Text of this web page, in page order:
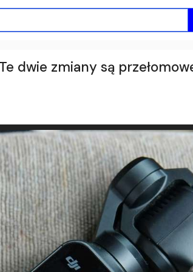
dwie zmiany są